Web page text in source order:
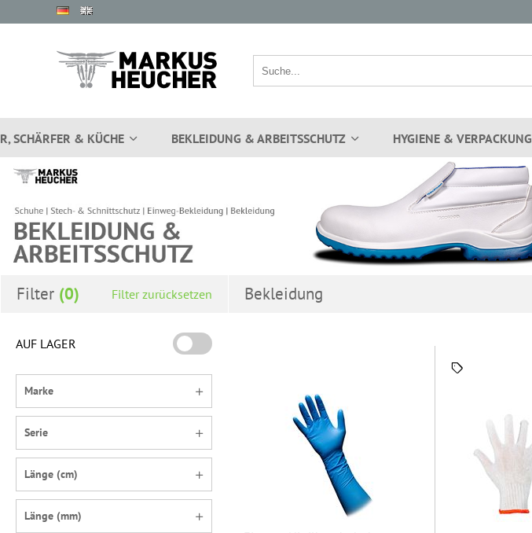
SCHÄRFER & KÜCHE BEKLEIDUNG & ARBEITSSCHUTZ HYGIENE & VERPACKUNG
Filter Filter zurücksetzen
AUF LAGER
Marke
Serie
Länge (cm)
Länge (mm)
Bekleidung